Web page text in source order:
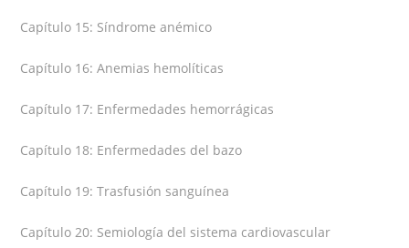
Capítulo 15: Síndrome anémico
Capítulo 16: Anemias hemolíticas
Capítulo 17: Enfermedades hemorrágicas
Capítulo 18: Enfermedades del bazo
Capítulo 19: Trasfusión sanguínea
Capítulo 20: Semiología del sistema cardiovascular